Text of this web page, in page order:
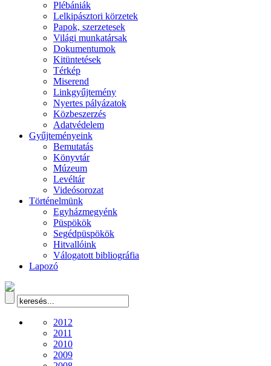
Plébániák
Lelkipásztori körzetek
Papok, szerzetesek
Világi munkatársak
Dokumentumok
Kitüntetések
Térkép
Miserend
Linkgyűjtemény
Nyertes pályázatok
Közbeszerzés
Adatvédelem
Gyűjteményeink
Bemutatás
Könyvtár
Múzeum
Levéltár
Videósorozat
Történelmünk
Egyházmegyénk
Püspökök
Segédpüspökök
Hitvallóink
Válogatott bibliográfia
Lapozó
2012
2011
2010
2009